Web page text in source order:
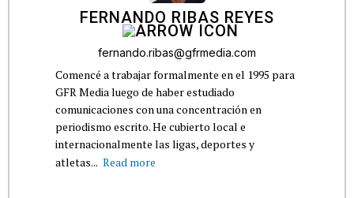
FERNANDO RIBAS REYES
fernando.ribas@gfrmedia.com
Comencé a trabajar formalmente en el 1995 para
GFR Media luego de haber estudiado
comunicaciones con una concentración en
periodismo escrito. He cubierto local e
internacionalmente las ligas, deportes y
atletas... Read more